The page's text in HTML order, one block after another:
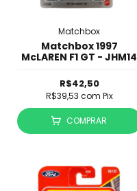
Matchbox
Matchbox 1997
McLAREN F1 GT - JHM14
R$42,50
R$39,53 com Pix
COMPRAR